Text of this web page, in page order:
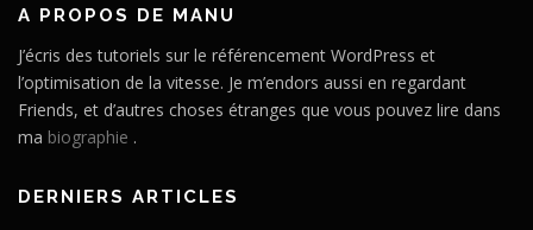
A PROPOS DE MANU
J’écris des tutoriels sur le référencement WordPress et
l’optimisation de la vitesse. Je m’endors aussi en regardant
Friends, et d’autres choses étranges que vous pouvez lire dans
ma biographie .
DERNIERS ARTICLES